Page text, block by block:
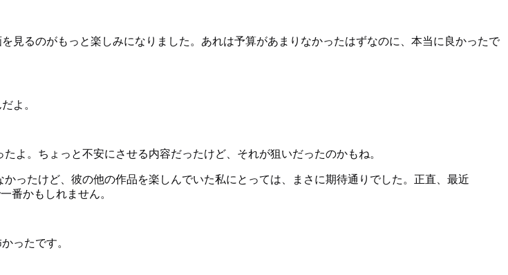
見るのがもっと楽しみになりました。あれは予算があまりなかったはずなのに、本当に良かったで
よ。
よ。ちょっと不安にさせる内容だったけど、それが狙いだったのかもね。
ったけど、彼の他の作品を楽しんでいた私にとっては、まさに期待通りでした。正直、最近
番かもしれません。
ったです。